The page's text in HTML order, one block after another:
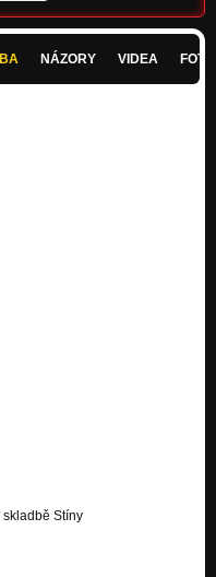
NÁZORY VIDEA
skladbě Stíny